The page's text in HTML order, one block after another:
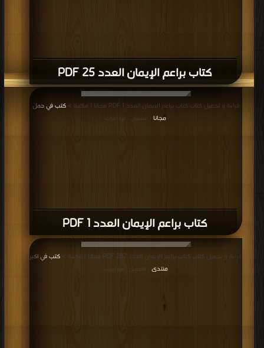
كتاب براعم الإيمان العدد 25 PDF
كتاب براعم الإيمان العدد 1 PDF
قراءة و تحميل كتاب كتاب براعم الإيمان العدد 1 PDF مجانا | مكتبة >
كتب في حمل
مجانا | التحميل : مرة/مرات
قراءة و تحميل كتاب كتاب براعم الإيمان العدد 282 PDF مجانا | مكتبة >
كتب في اكبر
منتدى
| التحميل : مرة/مرات